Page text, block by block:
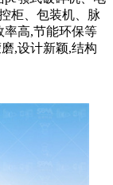
柜、包装机、脉
率高,节能环保等
,设计新颖,结构